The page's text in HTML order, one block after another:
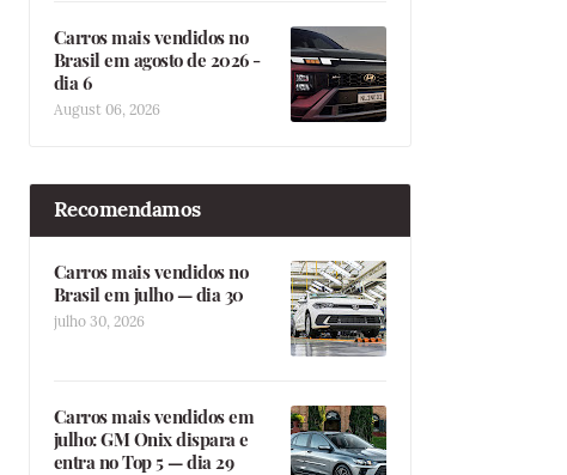
Carros mais vendidos no
Brasil em agosto de 2026 -
dia 6
August 06, 2026
Recomendamos
Carros mais vendidos no
Brasil em julho — dia 30
julho 30, 2026
Carros mais vendidos em
julho: GM Onix dispara e
entra no Top 5 — dia 29